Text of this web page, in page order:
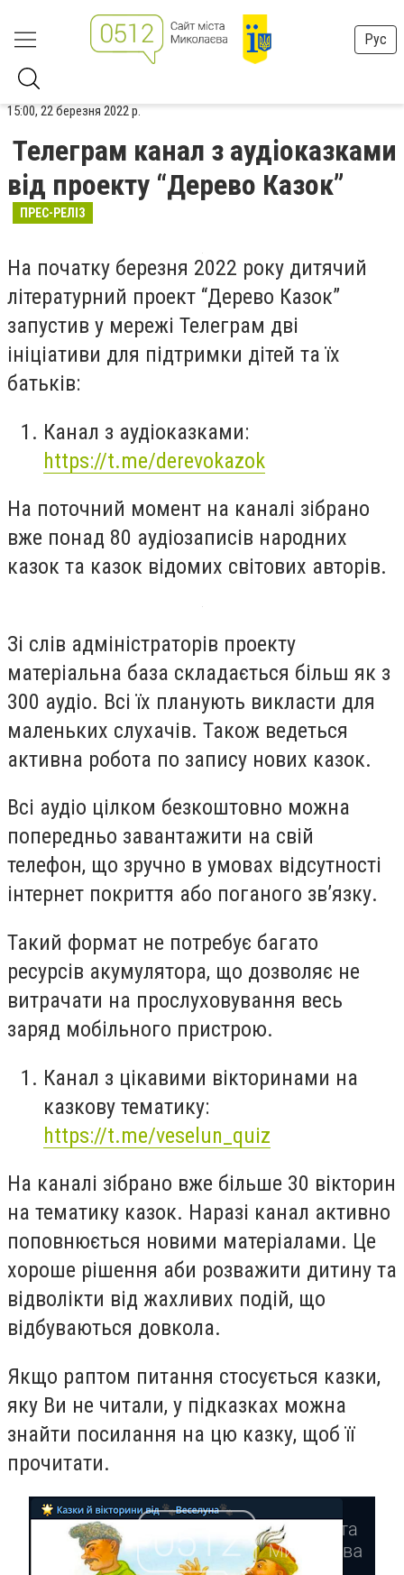
Рус
15:00, 22 березня 2022 р.
Телеграм канал з аудіоказками
від проекту “Дерево Казок”
ПРЕС-РЕЛІЗ
На початку березня 2022 року дитячий
літературний проект “Дерево Казок”
запустив у мережі Телеграм дві
ініціативи для підтримки дітей та їх
батьків:
Канал з аудіоказками:
https://t.me/derevokazok
На поточний момент на каналі зібрано
вже понад 80 аудіозаписів народних
казок та казок відомих світових авторів.
Зі слів адміністраторів проекту
матеріальна база складається більш як з
300 аудіо. Всі їх планують викласти для
маленьких слухачів. Також ведеться
активна робота по запису нових казок.
Всі аудіо цілком безкоштовно можна
попередньо завантажити на свій
телефон, що зручно в умовах відсутності
інтернет покриття або поганого зв’язку.
Такий формат не потребує багато
ресурсів акумулятора, що дозволяє не
витрачати на прослуховування весь
заряд мобільного пристрою.
Канал з цікавими вікторинами на
казкову тематику:
https://t.me/veselun_quiz
На каналі зібрано вже більше 30 вікторин
на тематику казок. Наразі канал активно
поповнюється новими матеріалами. Це
хороше рішення аби розважити дитину та
відволікти від жахливих подій, що
відбуваються довкола.
Якщо раптом питання стосується казки,
яку Ви не читали, у підказках можна
знайти посилання на цю казку, щоб її
прочитати.